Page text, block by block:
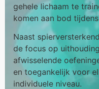
gehele lichaam te
komen aan bod
Naast
de focus op
afwisselende
en toegankelijk voor
individuele niveau.